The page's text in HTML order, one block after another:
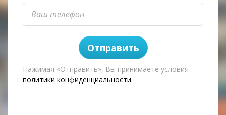
Отправить
Нажимая «Отправить», Вы принимаете условия
политики конфиденциальности.